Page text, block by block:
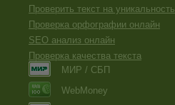
Проверить текст на уникальность
Проверка орфографии онлайн
SEO анализ онлайн
Проверка качества текста
МИР / СБП
WebMoney